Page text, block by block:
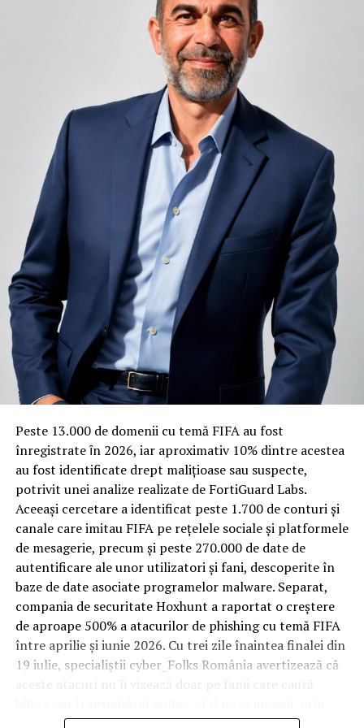
infinit de groși din motive practice și economice.
Zgomotul pașilor din camera de sus sau din coridorul
adiacent rămâne una dintre cele mai frecvente
nemulțumiri semnalate de oaspeți în recenziile online,
chiar și la unități altfel apreciate pentru servicii și
locație. De multe ori, oaspeții nu identifică pardoseala
drept sursa reală a problemei, ci descriu simplu senzația
de spațiu zgomotos sau agitat.
Pardoseala joacă un rol important în absorbția acestor
sunete, mai ales în zonele de trecere frecventă dintre
cameră și baie sau dintre pat și fereastră. Un material cu
proprietăți fonoabsorbante bune reduce transmiterea
zgomotului către camerele vecine și către etajele
inferioare, un aspect esențial mai ales în clădirile mai
vechi, cu structuri care nu au fost proiectate inițial
pentru izolare fonică performantă.
Rotația rapidă a oaspeților cere
materiale rezistente
Spre diferență de o locuință obișnuită, o cameră de hotel
trece printr-un ciclu de utilizare intensă: oaspeți diferiți,
bagaje trase pe roți, curățenie zilnică, uneori mai multe
rezervări consecutive în aceeași săptămână. Această
frecvență ridicată de utilizare pune presiune reală pe
orice suprafață, iar pardoseala este printre primele
elemente afectate vizibil, mai ales în zona din jurul
patului și a ușii de acces.
În etapa de renovare sau construcție, administratorii
care iau în calcul mocheta trafic intenspentru zonele
cu rotație mare reduc riscul de uzură prematură și de
decolorare vizibilă în punctele de trecere frecventă. Este
o decizie care ține mai puțin de stil și mai mult de
după primele sezoane de utilizare intensă.
Peste 13.000 de domenii cu temă FIFA au fost
înregistrate ȋn 2026, iar aproximativ 10% dintre acestea
au fost identificate drept malițioase sau suspecte,
potrivit unei analize realizate de FortiGuard Labs.
Aceeași cercetare a identificat peste 1.700 de conturi și
canale care imitau FIFA pe rețelele sociale și platformele
de mesagerie, precum și peste 270.000 de date de
autentificare ale unor utilizatori și fani, descoperite în
baze de date asociate programelor malware. Separat,
compania de securitate Hoxhunt a raportat o creștere
de aproape 500% a atacurilor de phishing cu temă FIFA
între aprilie și iunie 2026. Cu trei zile înaintea finalei din
19 iulie, specialiștii cyber_Folks România avertizează că
conturile, dispozitivele și infrastructura digitală